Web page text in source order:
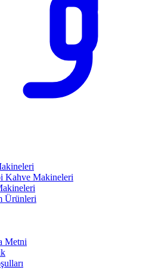
Kahve Makineleri
Ürünleri
Metni